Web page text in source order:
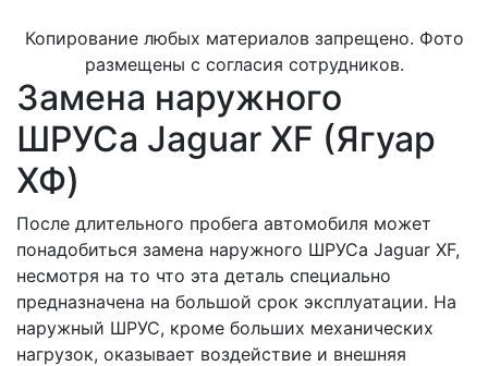
Копирование любых материалов запрещено. Фото
размещены с согласия сотрудников.
Замена наружного
ШРУСа Jaguar XF (Ягуар
ХФ)
После длительного пробега автомобиля может
понадобиться замена наружного ШРУСа Jaguar XF,
несмотря на то что эта деталь специально
предназначена на большой срок эксплуатации. На
наружный ШРУС, кроме больших механических
нагрузок, оказывает воздействие и внешняя